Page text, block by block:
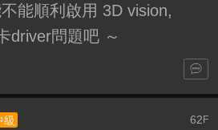
能順利啟用 3D vision,
問題吧 ～
62 F
級